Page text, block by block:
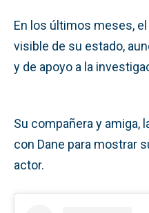
En los últimos meses,
visible de su estado,
y de apoyo a la
Su compañera y amiga,
con Dane para mostrar
actor.